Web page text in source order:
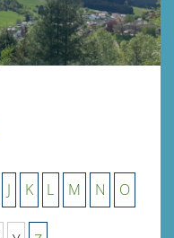
J K L M N O